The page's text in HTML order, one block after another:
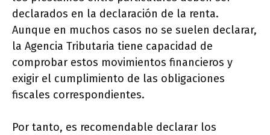
declarados en la declaración de la renta.
Aunque en muchos casos no se suelen declarar,
la Agencia Tributaria tiene capacidad de
comprobar estos movimientos financieros y
exigir el cumplimiento de las obligaciones
fiscales correspondientes.
Por tanto, es recomendable declarar los